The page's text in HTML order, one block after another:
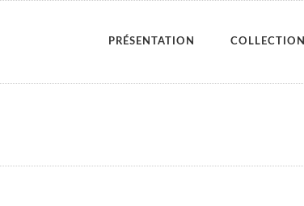
PRÉSENTATION COLLECTION